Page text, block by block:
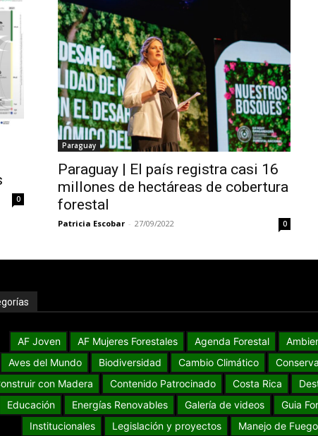
0
Paraguay
Paraguay | El país registra casi 16
millones de hectáreas de cobertura
forestal
Patricia Escobar - 27/09/2022 0
AF Joven AF Mujeres Forestales Agenda Forestal
Aves del Mundo
Biodiversidad Cambio Climático
con Madera
Contenido Patrocinado Costa Rica
Educación
Energías Renovables Galería de videos
Guia
Institucionales
Legislación y proyectos
Manejo de Fuego